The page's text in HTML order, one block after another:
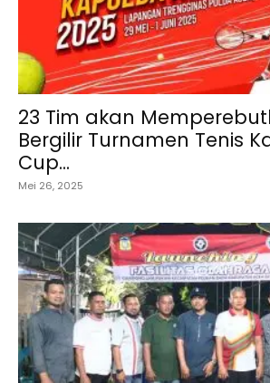
23 Tim akan
Bergilir Turnamen Tenis
Cup...
Mei 26, 2025